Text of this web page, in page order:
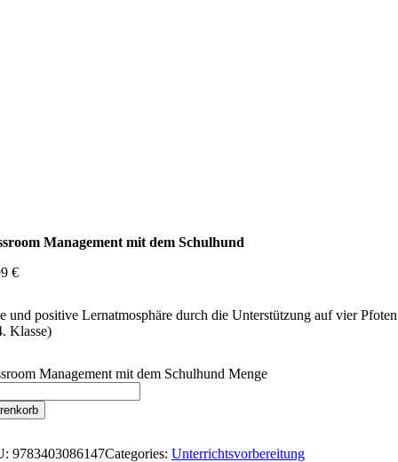
Management mit dem Schulhund
€
und positive Lernatmosphäre durch die Unterstützung auf vier
Klasse)
Management mit dem Schulhund Menge
9783403086147Categories: Unterrichtsvorbereitung